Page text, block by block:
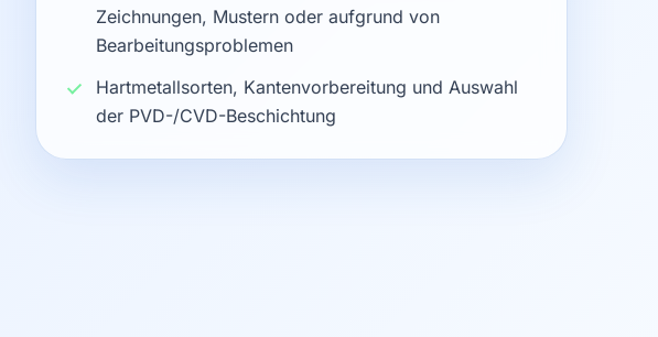
Zeichnungen, Mustern oder aufgrund von
Bearbeitungsproblemen
Hartmetallsorten, Kantenvorbereitung und Auswahl
der PVD-/CVD-Beschichtung